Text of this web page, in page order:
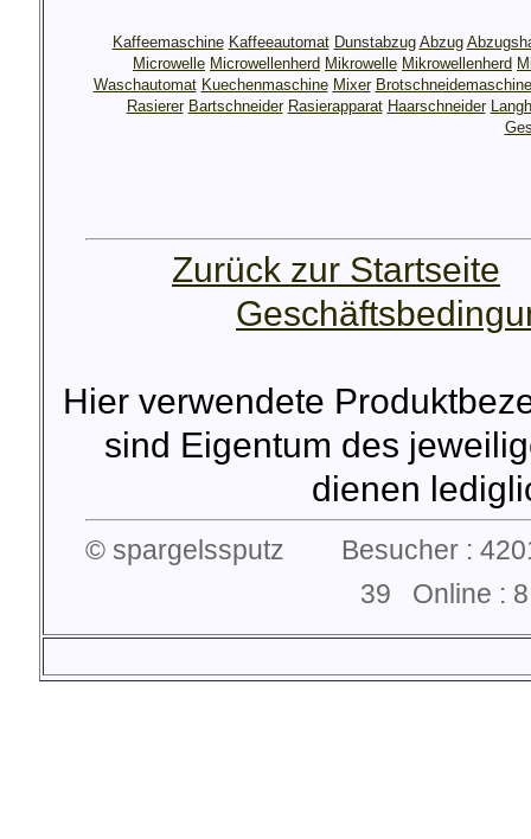
Kaffeemaschine Kaffeeautomat Dunstabzug Abzug
Microwelle Microwellenherd Mikrowelle Mikrowellenherd
Waschautomat Kuechenmaschine Mixer Brotschneidemaschine
Rasierer Bartschneider Rasierapparat Haarschneider
Zurück zur Startseite
Hier verwendete
sind Eigentum des
dienen
© spargelssputz Besucher :
39 Online